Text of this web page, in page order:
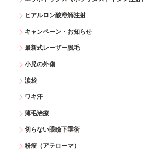
ヒアルロン酸溶解注射
キャンペーン・お知らせ
最新式レーザー脱毛
小児の外傷
涙袋
ワキ汗
薄毛治療
切らない眼瞼下垂術
粉瘤（アテローマ）